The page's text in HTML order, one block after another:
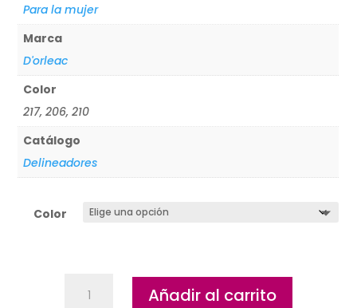
Para la mujer
Marca
D'orleac
Color
217, 206, 210
Catálogo
Delineadores
Color
Añadir al carrito